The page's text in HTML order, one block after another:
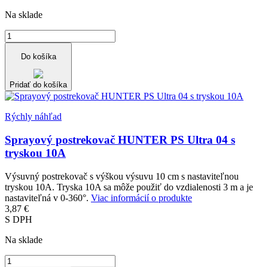
Na sklade
Do košíka
Pridať do košíka
Rýchly náhľad
Sprayový postrekovač HUNTER PS Ultra 04 s
tryskou 10A
Výsuvný postrekovač s výškou výsuvu 10 cm s nastaviteľnou
tryskou 10A. Tryska 10A sa môže použiť do vzdialenosti 3 m a je
nastaviteľná v 0-360°. Viac informácií o produkte
3,87 €
S DPH
Na sklade